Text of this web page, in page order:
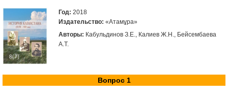
Год: 2018
Издательство: «Атамұра»
Авторы: Кабульдинов З.Е., Калиев Ж.Н., Бейсембаева
А.Т.
Вопрос 1